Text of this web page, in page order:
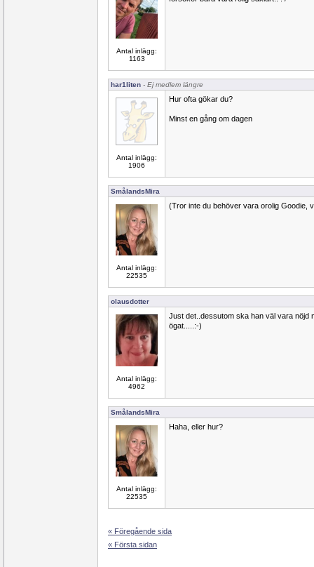
Antal inlägg:
1163
har1liten - Ej medlem längre
Antal inlägg:
1906
Hur ofta gökar du?
Minst en gång om dagen
SmålandsMira
Antal inlägg:
22535
(Tror inte du behöver vara orolig Goodie,
olausdotter
Antal inlägg:
4962
Just det..dessutom ska han väl vara nöjd
ögat.....:-)
SmålandsMira
Antal inlägg:
22535
Haha, eller hur?
« Föregående sida
« Första sidan